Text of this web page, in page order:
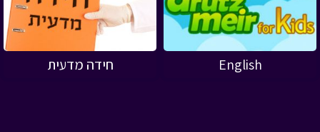
English חידה מדעית